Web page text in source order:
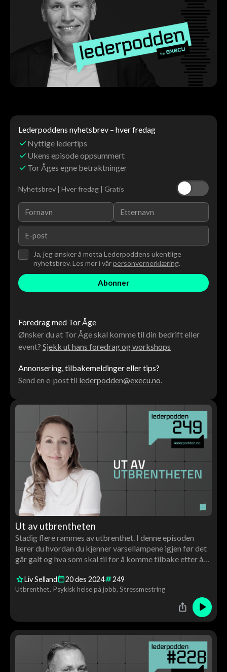
Lederpoddens nyhetsbrev – hver fredag
Nyttige ledertips
Ukens episode oppsummert
Tor Åges egne betraktninger
Nyhetsbrev | Hver fredag | Gratis
Ja, jeg ønsker å motta Lederpoddens ukentlige
nyhetsbrev. Les mer i vårpersonvernerklæring.
Foredrag med Tor Åge
Ønsker du at Tor Åge skal komme til din bedrift eller
event? Sjekk ut hans foredrag og workshops
Annonsering, tilbakemeldinger eller tips?
Send en e-post til lederpodden@execu.no.
Ut av utbrentheten
Stadig flere rammes av utbrenthet. I denne episoden
lærer du hvordan du kjenner varsellampene igjen før det
går galt og hva som skal til for å komme tilbake etter å
Liv Selland 20des 2024 249
Utbrenthet Psykisk helse på jobb Stressmestring